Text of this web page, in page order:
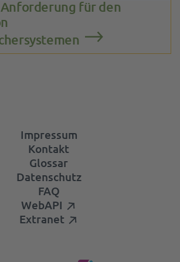
für den
Impressum
Kontakt
Glossar
Datenschutz
FAQ
WebAPI
Extranet